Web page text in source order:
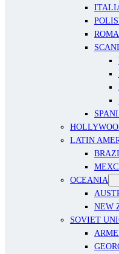
LATIN
OCEANIA
NEW
SOVIET